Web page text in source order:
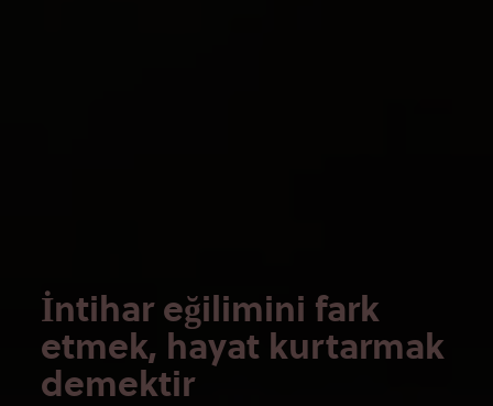
İntihar eğilimini fark
etmek, hayat kurtarmak
demektir